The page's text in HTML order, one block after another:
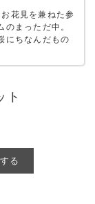
花見を兼ねた参
まっただ中。
にちなんだもの
ト
る